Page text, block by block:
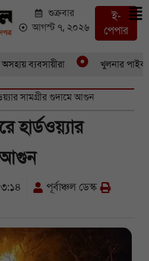
শুক্রবার
আগস্ট ৭, ২০২৬
ই-
পেপার
ব্যবসায়ীরা খুলনার পাইকারি
সামগ্রীর গুদামে আগুন
হার্ডওয়্যার
আগুন
পূর্বাঞ্চল ডেস্ক